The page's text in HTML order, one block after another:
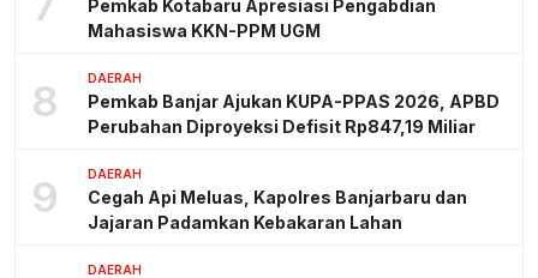
Pemkab Kotabaru Apresiasi Pengabdian
Mahasiswa KKN-PPM UGM
8 DAERAH
Pemkab Banjar Ajukan KUPA-PPAS 2026, APBD
Perubahan Diproyeksi Defisit Rp847,19 Miliar
9 DAERAH
Cegah Api Meluas, Kapolres Banjarbaru dan
Jajaran Padamkan Kebakaran Lahan
DAERAH